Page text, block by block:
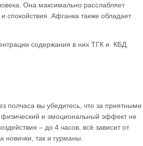
Она максимально расслабляет
спокойствия. Афганка также обладает
содержания в них ТГК и КБД.
полчаса вы убедитесь, что за приятными
и эмоциональный эффект не
– до 4 часов, всё зависит от
новички, так и гурманы.